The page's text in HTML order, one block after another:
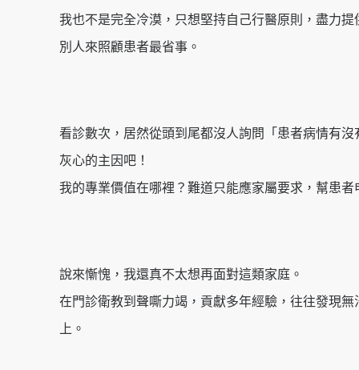
我也不是完全冷漠，只想堅持自己行醫原則，盡力
別人來照顧患者最省事。
看診數次，居然從頭到尾都沒人詢問「患者病情有
灰心的主因吧！
我的專業價值在哪裡？難道只能應家屬要求，幫患
說來慚愧，我還真不太想再面對這類家庭。
在門診衛教到聲嘶力竭，貢獻多年經驗，往往發現
上。